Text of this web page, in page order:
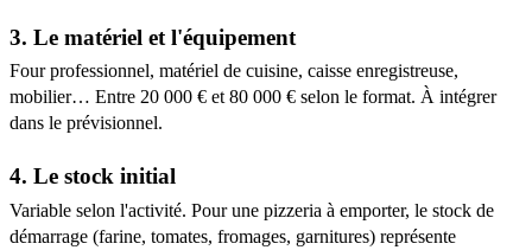
3. Le matériel et l'équipement
Four professionnel, matériel de cuisine, caisse enregistreuse,
mobilier… Entre 20 000 € et 80 000 € selon le format. À intégrer
dans le prévisionnel.
4. Le stock initial
Variable selon l'activité. Pour une pizzeria à emporter, le stock de
démarrage (farine, tomates, fromages, garnitures) représente